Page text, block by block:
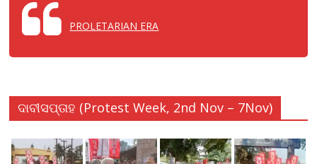
PROLETARIAN ERA
ଦାବୀସପ୍ତାହ (Protest Week, 2nd Nov – 7Nov)